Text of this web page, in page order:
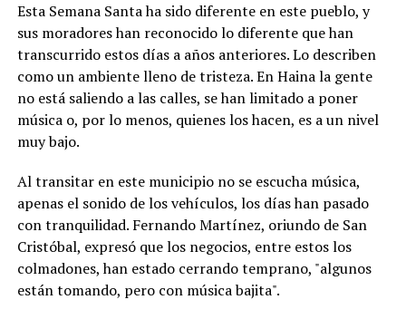
Esta Semana Santa ha sido diferente en este pueblo, y
sus moradores han reconocido lo diferente que han
transcurrido estos días a años anteriores. Lo describen
como un ambiente lleno de tristeza. En Haina la gente
no está saliendo a las calles, se han limitado a poner
música o, por lo menos, quienes los hacen, es a un nivel
muy bajo.
Al transitar en este municipio no se escucha música,
apenas el sonido de los vehículos, los días han pasado
con tranquilidad. Fernando Martínez, oriundo de San
Cristóbal, expresó que los negocios, entre estos los
colmadones, han estado cerrando temprano, "algunos
están tomando, pero con música bajita".